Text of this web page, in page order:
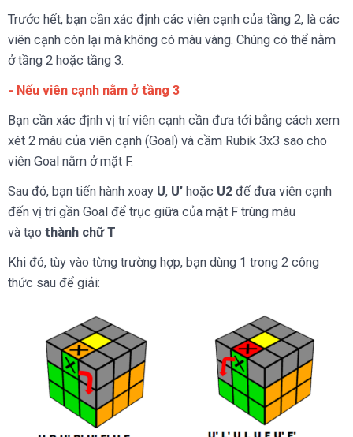
Trước hết, bạn cần xác định các viên cạnh của tầng 2, là các
viên cạnh còn lại mà không có màu vàng. Chúng có thể nằm
ở tầng 2 hoặc tầng 3.
- Nếu viên cạnh nằm ở tầng 3
Bạn cần xác định vị trí viên cạnh cần đưa tới bằng cách xem
xét 2 màu của viên cạnh (Goal) và cầm Rubik 3x3 sao cho
viên Goal nằm ở mặt F.
Sau đó, bạn tiến hành xoay U, U’ hoặc U2 để đưa viên cạnh
đến vị trí gần Goal để trục giữa của mặt F trùng màu
và tạo thành chữ T
Khi đó, tùy vào từng trường hợp, bạn dùng 1 trong 2 công
thức sau để giải: